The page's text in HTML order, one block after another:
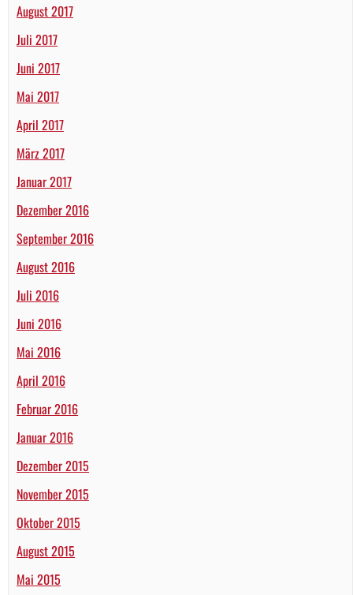
August 2017
Juli 2017
Juni 2017
Mai 2017
April 2017
März 2017
Januar 2017
Dezember 2016
September 2016
August 2016
Juli 2016
Juni 2016
Mai 2016
April 2016
Februar 2016
Januar 2016
Dezember 2015
November 2015
Oktober 2015
August 2015
Mai 2015